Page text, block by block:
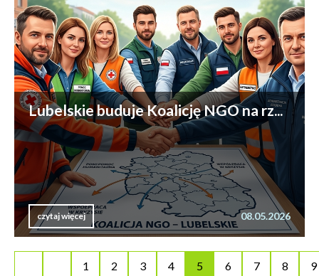
Lubelskie buduje Koalicję NGO na rz...
czytaj więcej 08.05.2026
1 2 3 4 5 6 7 8 9